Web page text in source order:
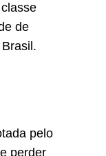
de
pelo
perder